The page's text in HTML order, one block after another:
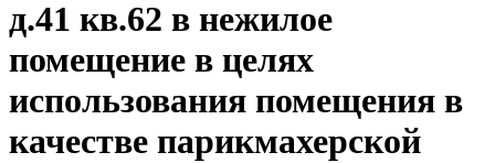
д.41 кв.62 в нежилое
помещение в целях
использования помещения в
качестве парикмахерской